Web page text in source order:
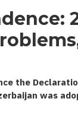
the
was